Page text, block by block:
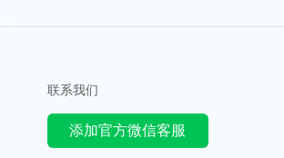
联系我们
添加官方微信客服